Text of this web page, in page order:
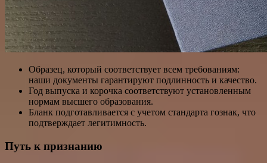
Образец, который соответствует всем требованиям:
наши документы гарантируют подлинность и качество.
Год выпуска и корочка соответствуют установленным
нормам высшего образования.
Бланк подготавливается с учетом стандарта гознак, что
подтверждает легитимность.
Путь к признанию